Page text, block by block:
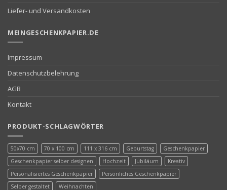
Liefer- und Versandkosten
MEINGESCHENKPAPIER.DE
Impressum
Datenschutzbelehrung
AGB
Kontakt
PRODUKT-SCHLAGWÖRTER
50x70 cm 70 x 100 cm 111 x 316 cm Geburtstag
Geschenkpapier
Geschenkpapier selber designen
Hochzeit Jubiläum
Kreativ
Personalisiertes Geschenkpapier
Persönliches Geschenkpapier
Selber gestaltet
Weihnachten